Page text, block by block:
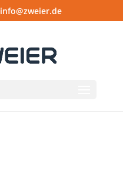
info@zweier.de